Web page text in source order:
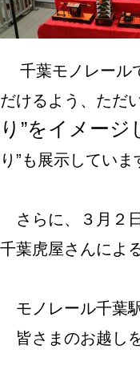
千葉モノレール
だけるよう、ただ
り”をイメージ
り”も展示していま
さらに、３月２
千葉虎屋さんによ
モノレール千葉
皆さまのお越し